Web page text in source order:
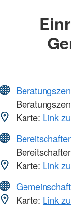
Karte: Link
Karte: Link
Karte: Link